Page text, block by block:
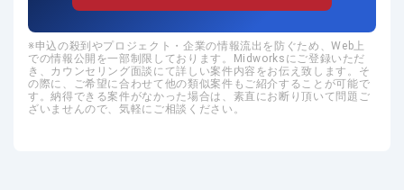
申込の殺到やプロジェクト・企業の情報流出を防ぐため、Web上
での情報公開を一部制限しております。Midworksにご登録いただ
き、カウンセリング面談にて詳しい案件内容をお伝え致します。そ
の際に、ご希望に合わせて他の類似案件もご紹介することが可能で
す。納得できる案件がなかった場合は、素直にお断り頂いて問題ご
ざいませんので、気軽にご相談ください。